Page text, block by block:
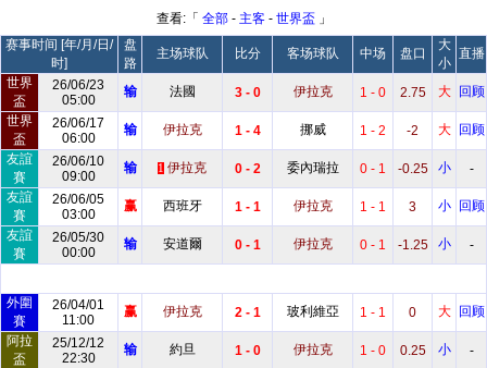
查看:「 全部- 主客- 世界盃 」
赛事时间 [年/月/日/
时]
盘
路
主场球队 比分 客场球队 中场 盘口
大
小
直播
世界
盃
26/06/23
05:00
输 法國 3 - 0 伊拉克 1 - 0 2.75 大
回顾
世界
盃
26/06/17
06:00
输 伊拉克 1 - 4 挪威 1 - 2 -2 大
回顾
友誼
賽
26/06/10
09:00
输 1 伊拉克 0 - 2 委內瑞拉 0 - 1 -0.25 小
-
友誼
賽
26/06/05
03:00
赢 西班牙 1 - 1 伊拉克 1 - 1 3 小
回顾
友誼
賽
26/05/30
00:00
输 安道爾 0 - 1 伊拉克 0 - 1 -1.25 小 -
外圍
賽
26/04/01
11:00
赢 伊拉克 2 - 1 玻利維亞 1 - 1 0 大
回顾
阿拉
盃
25/12/12
22:30
输 約旦 1 - 0 伊拉克 1 - 0 0.25 小
-